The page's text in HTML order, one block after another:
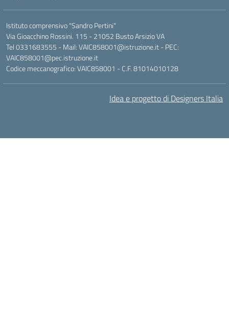
Istituto comprensivo "Sandro Pertini"
Via Gioacchino Rossini. 115 - 21052 Busto Arsizio VA
Tel 0331683555 - Mail: VAIC858001@istruzione.it - PEC:
VAIC858001@pec.istruzione.it
Codice meccanografico: VAIC858001 - C.F. 81014010128
Idea e progetto di Designers Italia